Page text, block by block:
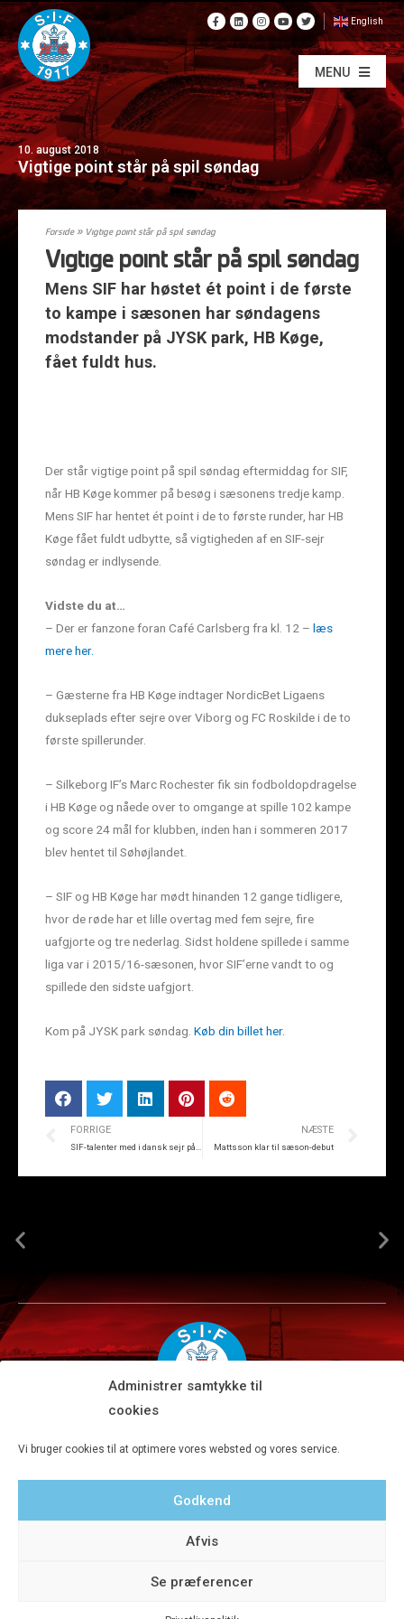
Administrer samtykke til
cookies
Vi bruger cookies til at optimere vores websted og vores service.
Godkend
Afvis
Se præferencer
English
MENU
10. august 2018
Vigtige point står på spil søndag
Forside» Vigtige point står på spil søndag
Vigtige point står på spil søndag
Mens SIF har høstet ét point i de første
to kampe i sæsonen har søndagens
modstander på JYSK park, HB Køge,
fået fuldt hus.
Der står vigtige point på spil søndag eftermiddag for SIF,
når HB Køge kommer på besøg i sæsonens tredje kamp.
Mens SIF har hentet ét point i de to første runder, har HB
Køge fået fuldt udbytte, så vigtigheden af en SIF-sejr
søndag er indlysende.
Vidste du at…
– Der er fanzone foran Café Carlsberg fra kl. 12 – læs
mere her.
– Gæsterne fra HB Køge indtager NordicBet Ligaens
dukseplads efter sejre over Viborg og FC Roskilde i de to
første spillerunder.
– Silkeborg IF’s Marc Rochester fik sin fodboldopdragelse
i HB Køge og nåede over to omgange at spille 102 kampe
og score 24 mål for klubben, inden han i sommeren 2017
blev hentet til Søhøjlandet.
– SIF og HB Køge har mødt hinanden 12 gange tidligere,
hvor de røde har et lille overtag med fem sejre, fire
uafgjorte og tre nederlag. Sidst holdene spillede i samme
liga var i 2015/16-sæsonen, hvor SIF’erne vandt to og
spillede den sidste uafgjort.
Kom på JYSK park søndag. Køb din billet her.
FORRIGE NÆSTE
Mattsson klar til sæson-debut
Tlf 8680 4477 · Fax 8680 4647 · Kontortid man-fre kl. 9-15